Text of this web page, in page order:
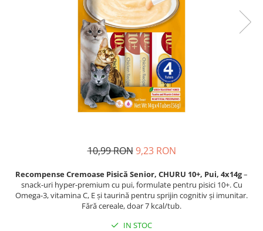
Covorașe Igienice Câini
Accesorii Câini
Culcușuri & Saltele Câini
Castroane și Adapatori
Așternut Igienic Pisici
Antiparazitare Pisici
Perii & Piepteni Pisici
Culcușuri & Saltele Pisici
Ansambluri Pisici
Castroane & Adapatori Pisici
10,99 RON 9,23 RON
Recompense Cremoase Pisică Senior, CHURU 10+, Pui, 4x14g–
snack-uri hyper-premium cu pui, formulate pentru pisici 10+. Cu
Omega-3, vitamina C, E și taurină pentru sprijin cognitiv și imunitar.
Fără cereale, doar 7 kcal/tub.
IN STOC